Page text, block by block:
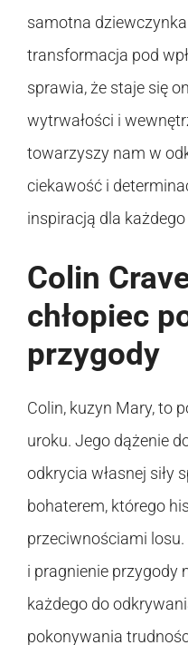
samotna
transformacja pod
sprawia, że staje się
wytrwałości i
towarzyszy nam w
ciekawość i
inspiracją dla
Colin
chłopiec
przygody
Colin, kuzyn Mary, to
uroku. Jego dążenie
odkrycia własnej siły
bohaterem, którego
przeciwnościami losu.
i pragnienie
każdego do
pokonywania